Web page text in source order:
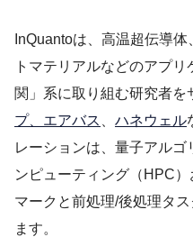
InQuantoは、高温超伝導
トマテリアルなどのアプ
関」系に取り組む研究者を
プ、エアバス
ハネウェル
レーションは、量子アルゴ
ンピューティング（HPC
マークと前処理/後処理タ
ます。